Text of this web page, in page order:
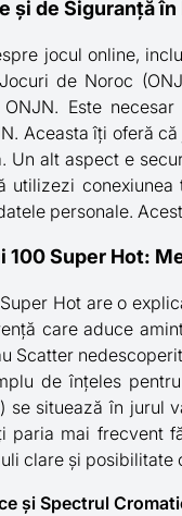
și de Siguranță în
jocul online,
de Noroc
Este
Aceasta îți oferă
Un alt aspect e
utilizezi
personale.
100 Super Hot:
Hot are o
care aduce
Scatter
de înțeles
se situează în jurul
paria mai frecvent
clare și
și Spectrul